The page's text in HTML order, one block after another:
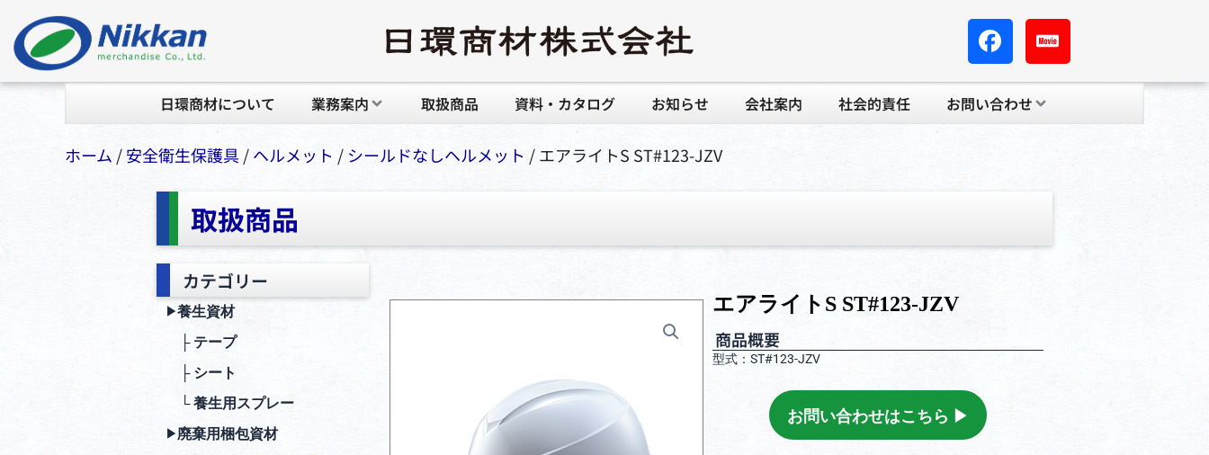
日環商材について 業務案内 取扱商品 資料・カタログ お知らせ 会社案内 社会的責任 お問い合わせ
ホーム /安全衛⽣保護具 /ヘルメット / シールドなしヘルメット / エアライトS ST#123-JZV
取扱商品
カテゴリー
▶︎養生資材
├ テープ
├ シート
└ 養生用スプレー
▶︎廃棄⽤梱包資材
エアライトS ST#123-JZV
商品概要
型式：ST#123-JZV
お問い合わせはこちら ▶︎